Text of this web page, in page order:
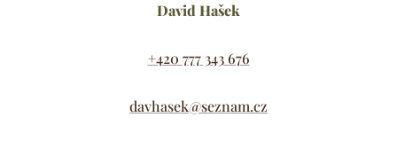
David Hašek
+420 777 343 676
davhasek@seznam.cz